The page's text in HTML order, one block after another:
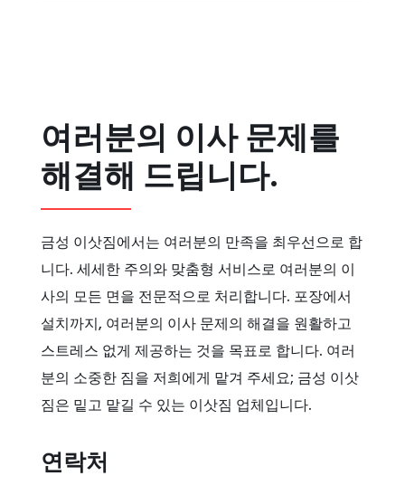
여러분의 이사 문제를
해결해 드립니다.
금성 이삿짐에서는 여러분의 만족을 최우선으로 합
니다. 세세한 주의와 맞춤형 서비스로 여러분의 이
사의 모든 면을 전문적으로 처리합니다. 포장에서
설치까지, 여러분의 이사 문제의 해결을 원활하고
스트레스 없게 제공하는 것을 목표로 합니다. 여러
분의 소중한 짐을 저희에게 맡겨 주세요; 금성 이삿
짐은 밑고 맡길 수 있는 이삿짐 업체입니다.
연락처